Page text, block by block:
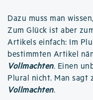
Dazu muss man
Zum Glück ist aber
Artikels einfach: Im
bestimmten Artikel
Vollmachten. Einen
Plural nicht. Man sagt
Vollmachten.